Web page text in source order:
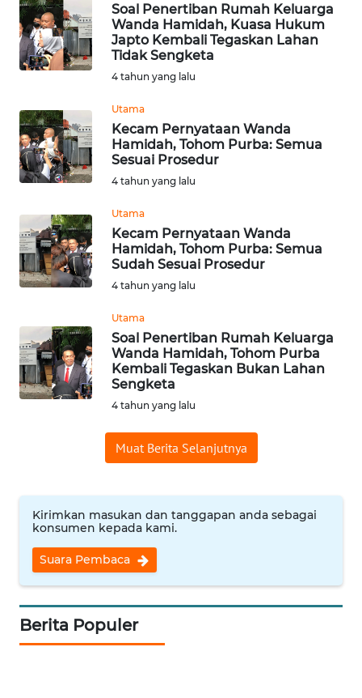
Soal Penertiban Rumah Keluarga
Wanda Hamidah, Kuasa Hukum
Japto Kembali Tegaskan Lahan
Tidak Sengketa
4 tahun yang lalu
Utama
Kecam Pernyataan Wanda
Hamidah, Tohom Purba: Semua
Sesuai Prosedur
4 tahun yang lalu
Utama
Kecam Pernyataan Wanda
Hamidah, Tohom Purba: Semua
Sudah Sesuai Prosedur
4 tahun yang lalu
Utama
Soal Penertiban Rumah Keluarga
Wanda Hamidah, Tohom Purba
Kembali Tegaskan Bukan Lahan
Sengketa
4 tahun yang lalu
Muat Berita Selanjutnya
Kirimkan masukan dan tanggapan anda sebagai
konsumen kepada kami.
Suara Pembaca
Berita Populer
SUMEDANG
WN
CIANJUR
WN
KEPULAUAN
SERIBU
WN
WN
BINJAI
CIREBON
WN
INDRAMAYU
WN
SUBANG
WN
SUKABUMI